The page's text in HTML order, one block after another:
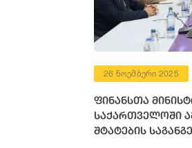
26 ნოემბერი 2025
ფინანსთა
საქართველოში
შტატების